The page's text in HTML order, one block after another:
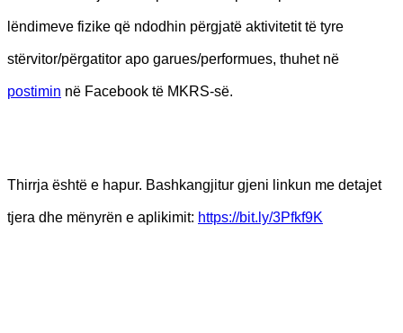
lëndimeve fizike që ndodhin përgjatë aktivitetit të tyre
stërvitor/përgatitor apo garues/performues, thuhet në
postimin në Facebook të MKRS-së.
Thirrja është e hapur. Bashkangjitur gjeni linkun me detajet
tjera dhe mënyrën e aplikimit: https://bit.ly/3Pfkf9K